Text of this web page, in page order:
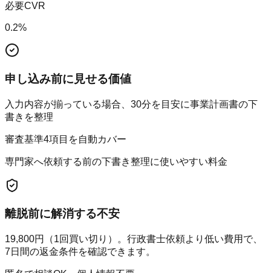
必要CVR
0.2%
申し込み前に見せる価値
入力内容が揃っている場合、30分を目安に事業計画書の下
書きを整理
審査基準4項目を自動カバー
専門家へ依頼する前の下書き整理に使いやすい料金
離脱前に解消する不安
19,800円（1回買い切り）。行政書士依頼より低い費用で、
7日間の返金条件を確認できます。